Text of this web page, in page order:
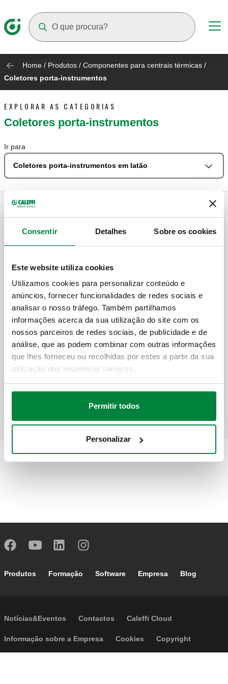
Consentir Detalhes Sobre os cookies
Este website utiliza cookies
Utilizamos cookies para personalizar conteúdo e
anúncios, fornecer funcionalidades de redes sociais e
analisar o nosso tráfego. Também partilhamos
informações acerca da sua utilização do site com os
nossos parceiros de redes sociais, de publicidade e de
análise, que as podem combinar com outras informações
que lhes forneceu ou recolhidas por estes a partir da sua
utilização dos respetivos serviços.
Permitir todos
Personalizar
Home / Produtos / Componentes para centrais térmicas /
Coletores porta-instrumentos
EXPLORAR AS CATEGORIAS
Coletores porta-instrumentos
Ir para
Coletores porta-instrumentos em latão
instalações de aquecimento.
Coletor porta-instrumentos para
instalações de aquecimento.
Coletor porta-instrumentos com
acessórios para instalações de
Footer main navigation
Produtos Formação Software Empresa Blog
Footer secondary navigation
Notícias&Eventos Contactos Caleffi Cloud
Footer menu
Informação sobre a Empresa Cookies Copyright